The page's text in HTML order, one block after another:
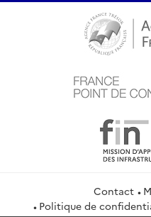
Contact
Politique de